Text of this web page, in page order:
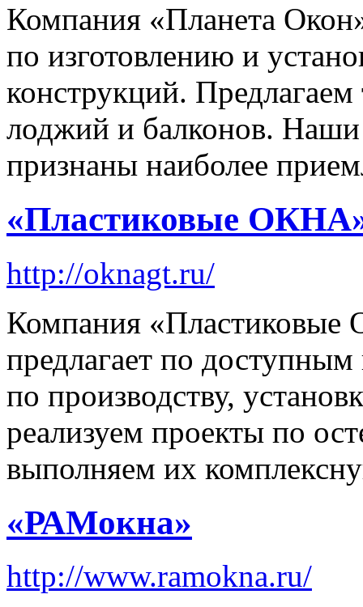
Компания «Планета
по изготовлению и
конструкций.
лоджий и балконов. Наши
признаны наиболее
«Пластиковые
http://oknagt.ru/
Компания «Пластиковые
предлагает по
по производству,
реализуем проекты по
выполняем их
«РАМокна»
http://www.ramokna.ru/